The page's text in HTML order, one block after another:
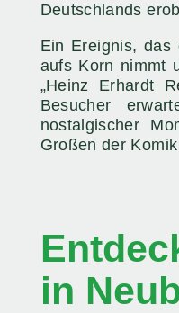
Deutschlands
Ein Ereignis, das
aufs Korn nimmt
„Heinz Erhardt
Besucher
nostalgischer
Großen der
in